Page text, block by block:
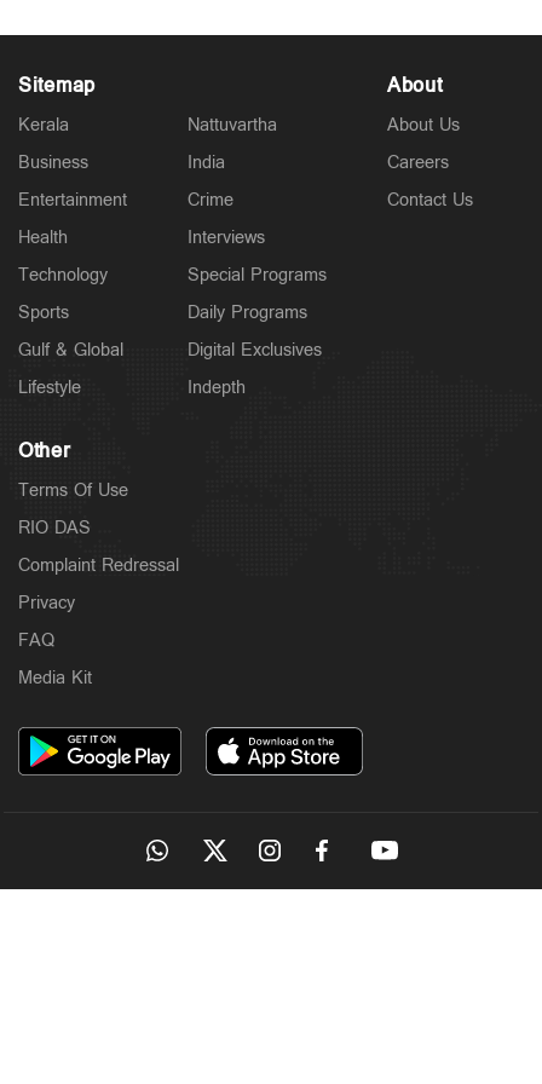
Sitemap
Kerala
Business
Entertainment
Health
Technology
Sports
Gulf & Global
Lifestyle
Nattuvartha
India
Crime
Interviews
Special Programs
Daily Programs
Digital Exclusives
Indepth
About
About Us
Careers
Contact Us
Other
Terms Of Use
RIO DAS
Complaint Redressal
Privacy
FAQ
Media Kit